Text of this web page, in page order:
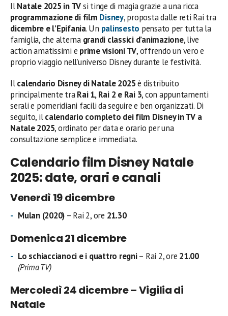
IlNatale 2025 in TVsi tinge di magia grazie a una ricca
programmazione di film Disney, proposta dalle reti Rai tra
dicembre e l’Epifania. Un palinsesto pensato per tutta la
famiglia, che alterna grandi classici d’animazione, live
action amatissimi e prime visioni TV, offrendo un vero e
proprio viaggio nell’universo Disney durante le festività.
Ilcalendario Disney di Natale 2025è distribuito
principalmente traRai 1, Rai 2 e Rai 3, con appuntamenti
serali e pomeridiani facili da seguire e ben organizzati. Di
seguito, ilcalendario completo dei film Disney in TV a
Natale 2025, ordinato per data e orario per una
consultazione semplice e immediata.
Calendario film Disney Natale
2025: date, orari e canali
Venerdì 19 dicembre
Mulan (2020) – Rai 2, ore 21.30
Domenica 21 dicembre
Lo schiaccianoci e i quattro regni– Rai 2, ore 21.00
(Prima TV)
Mercoledì 24 dicembre – Vigilia di
Natale